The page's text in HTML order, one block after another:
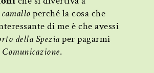
perché la cosa che
di me è che avessi
della Speziaper pagarmi
Comunicazione.